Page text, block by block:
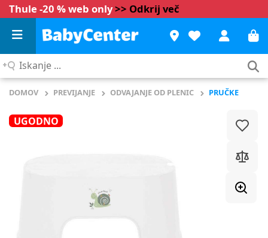
Thule -20 % web only>> Odkrij več
Iskanje
DOMOV PREVIJANJE ODVAJANJE OD PLENIC PRUČKE
UGODNO